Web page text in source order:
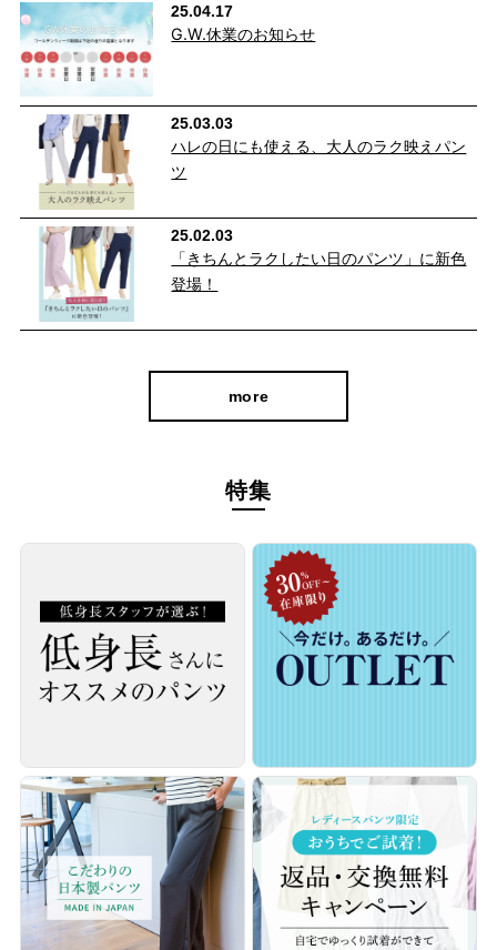
私たちは広島県福山市で1983年の創業以来、年間540,000
本のレディースパンツを生産しています。
特産品として生産しており、多くは農作業用の「絣モンペ」
として二次製品化し、重宝されてきました。
かせるため、まさにパンツを製造するのに好都合の条件が揃
企画・デザインからこだわるモノづくり
25.04.17
G.W.休業のお知らせ
25.03.03
ハレの日にも使える、大人のラク映えパン
ツ
25.02.03
「きちんとラクしたい日のパンツ」に新色
登場！
more
特集